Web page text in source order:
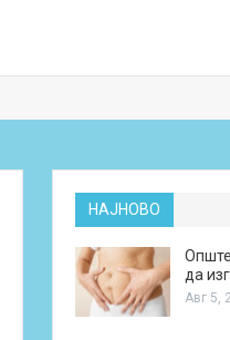
НАЈНОВО
да
Авг 5,